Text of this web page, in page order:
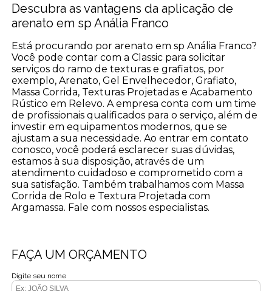
Descubra as vantagens da aplicação de
arenato em sp Anália Franco
Está procurando por arenato em sp Anália Franco?
Você pode contar com a Classic para solicitar
serviços do ramo de texturas e grafiatos, por
exemplo, Arenato, Gel Envelhecedor, Grafiato,
Massa Corrida, Texturas Projetadas e Acabamento
Rústico em Relevo. A empresa conta com um time
de profissionais qualificados para o serviço, além de
investir em equipamentos modernos, que se
ajustam a sua necessidade. Ao entrar em contato
conosco, você poderá esclarecer suas dúvidas,
estamos à sua disposição, através de um
atendimento cuidadoso e comprometido com a
sua satisfação. Também trabalhamos com Massa
Corrida de Rolo e Textura Projetada com
Argamassa. Fale com nossos especialistas.
FAÇA UM ORÇAMENTO
Digite seu nome